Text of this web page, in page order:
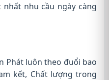
nhu cầu ngày càng
Phát luôn theo đuổi bao
kết, Chất lượng trong